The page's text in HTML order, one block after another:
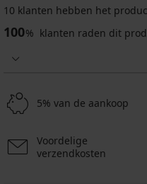
10 klanten hebben het
100% klanten raden dit
5% van de aankoop
Voordelige
verzendkosten